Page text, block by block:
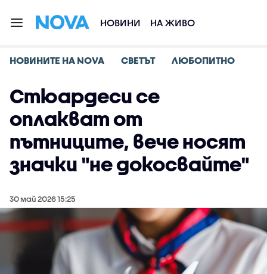
НОВИНИ НА ЖИВО
НОВИНИТЕ НА NOVA СВЕТЪТ ЛЮБОПИТНО
Стюардеси се
оплакват от
пътниците, вече носят
значки "не докосвайте"
30 май 2026 15:25